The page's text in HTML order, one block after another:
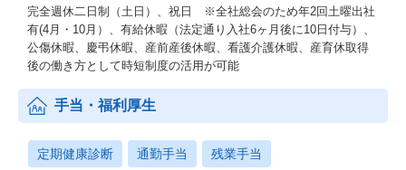
完全週休二日制（土日）、祝日 ※全社総会のため年2回土曜出社
有(4月・10月）、有給休暇（法定通り入社6ヶ月後に10日付与）、
公傷休暇、慶弔休暇、産前産後休暇、看護介護休暇、産育休取得
後の働き方として時短制度の活用が可能
手当・福利厚生
定期健康診断 通勤手当 残業手当